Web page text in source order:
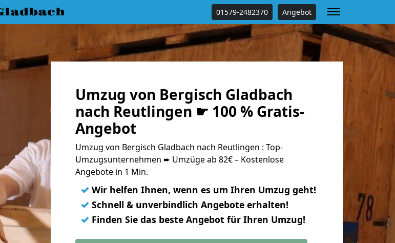
01579-2482370 Angebot
Umzug von Bergisch Gladbach
nach Reutlingen ☛ 100 % Gratis-
Angebot
Umzug von Bergisch Gladbach nach Reutlingen : Top-
Umzugsunternehmen ➨ Umzüge ab 82€ – Kostenlose
Angebote in 1 Min.
✓ Wir helfen Ihnen, wenn es um Ihren Umzug geht!
✓ Schnell & unverbindlich Angebote erhalten!
✓ Finden Sie das beste Angebot für Ihren Umzug!